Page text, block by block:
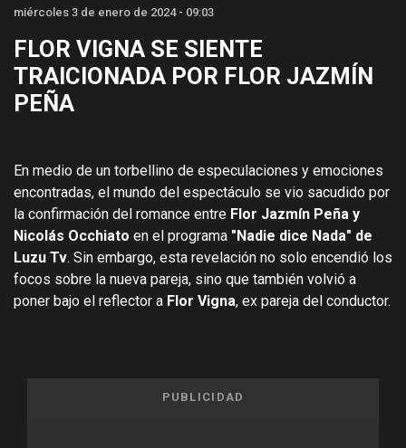
miércoles 3 de enero de 2024 - 09:03
FLOR VIGNA SE SIENTE
TRAICIONADA POR FLOR JAZMÍN
PEÑA
En medio de un torbellino de especulaciones y emociones
encontradas, el mundo del espectáculo se vio sacudido por
la confirmación del romance entre Flor Jazmín Peña y
Nicolás Occhiato en el programa "Nadie dice Nada" de
Luzu Tv. Sin embargo, esta revelación no solo encendió los
focos sobre la nueva pareja, sino que también volvió a
poner bajo el reflector a Flor Vigna, ex pareja del conductor.
PUBLICIDAD